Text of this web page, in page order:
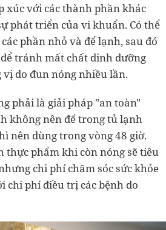
xúc với các thành phần khác
phát triển của vi khuẩn. Có thể
phần nhỏ và để lạnh, sau đó
tránh mất chất dinh dưỡng
do đun nóng nhiều lần.
phải là giải pháp "an toàn"
không nên để trong tủ lạnh
nên dùng trong vòng 48 giờ.
thực phẩm khi còn nóng sẽ tiêu
chi phí chăm sóc sức khỏe
chi phí điều trị các bệnh do